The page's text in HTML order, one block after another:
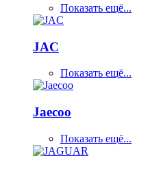
Показать ещё...
JAC
Показать ещё...
Jaecoo
Показать ещё...